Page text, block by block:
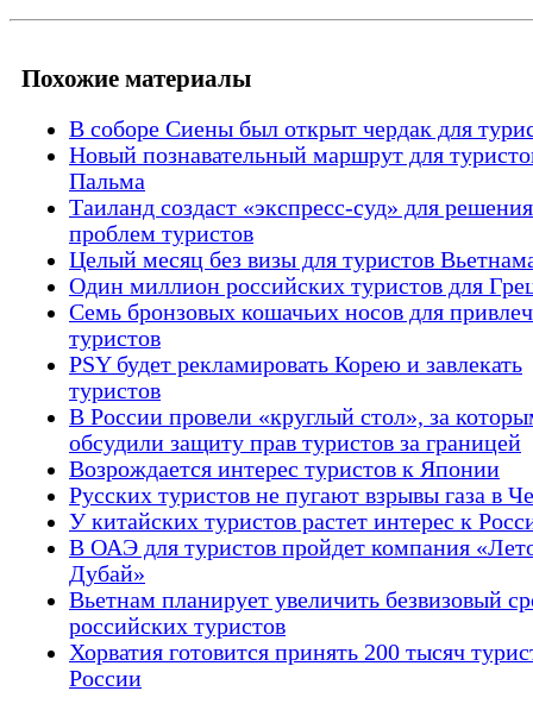
Похожие материалы
В соборе Сиены был открыт чердак для
Новый познавательный маршрут для
Пальма
Таиланд создаст «экспресс-суд» для решения
проблем туристов
Целый месяц без визы для туристов
Один миллион российских туристов для
Семь бронзовых кошачьих носов для
туристов
PSY будет рекламировать Корею и завлекать
туристов
В России провели «круглый стол», за
обсудили защиту прав туристов за границей
Возрождается интерес туристов к Японии
Русских туристов не пугают взрывы газа в
У китайских туристов растет интерес к
В ОАЭ для туристов пройдет компания
Дубай»
Вьетнам планирует увеличить безвизовый
российских туристов
Хорватия готовится принять 200 тысяч
России